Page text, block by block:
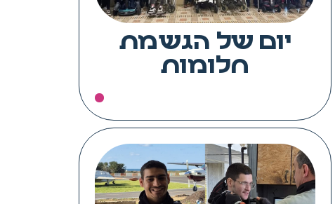
יום של הגשמת
חלומות